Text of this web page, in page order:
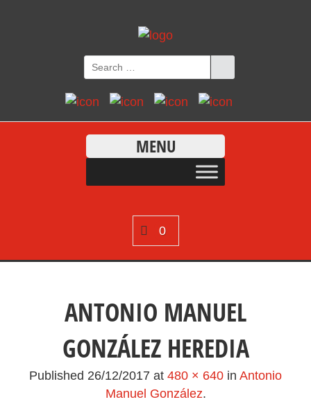
MENU
0
ANTONIO MANUEL
GONZÁLEZ HEREDIA
Published 26/12/2017 at 480 × 640 in Antonio
Manuel González.